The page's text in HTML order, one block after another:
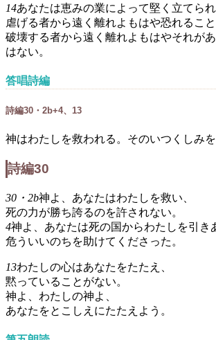
14あなたは恵みの業によって堅く立てられ
虐げる者から遠く離れよもはや恐れること
破壊する者から遠く離れよもはやそれが
はない。
答唱詩編
詩編30・2b+4、13
神はわたしを救われる。そのいつくしみを
詩編30
30・2b神よ、あなたはわたしを救い、
死の力が勝ち誇るのを許されない。
4神よ、あなたは死の国からわたしを引き
危ういいのちを助けてくださった。
13わたしの心はあなたをたたえ、
黙っていることがない。
神よ、わたしの神よ、
あなたをとこしえにたたえよう。